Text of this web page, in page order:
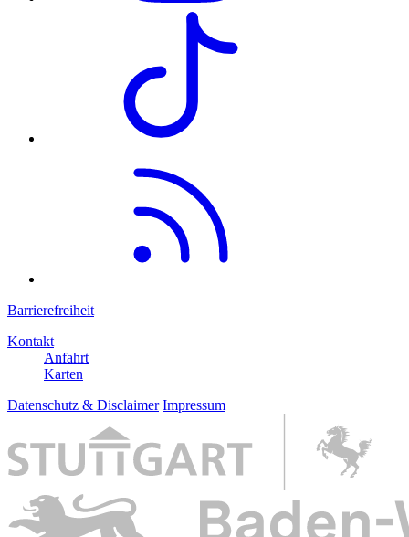
Barrierefreiheit
Kontakt
Anfahrt
Karten
Datenschutz & Disclaimer Impressum